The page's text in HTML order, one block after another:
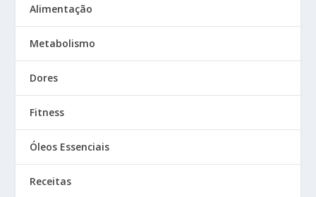
Alimentação
Metabolismo
Dores
Fitness
Óleos Essenciais
Receitas